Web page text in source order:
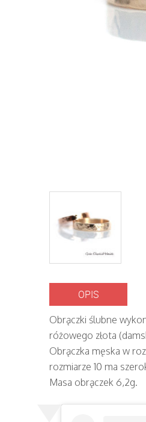
OPIS
Obrączki ślubne
różowego złota
Obrączka męska w
rozmiarze 10 ma
Masa obrączek 6,2g.